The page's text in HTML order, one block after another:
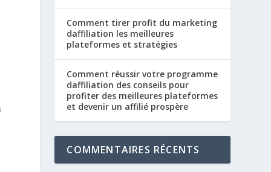
Comment tirer profit du marketing
daffiliation les meilleures
plateformes et stratégies
Comment réussir votre programme
daffiliation des conseils pour
profiter des meilleures plateformes
et devenir un affilié prospère
COMMENTAIRES RÉCENTS